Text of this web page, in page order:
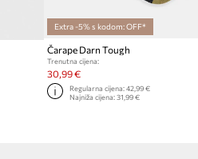
Extra -5% s kodom: OFF*
Čarape Darn Tough
Trenutna cijena:
30,99 €
Regularna cijena: 42,99 €
Najniža cijena: 31,99 €